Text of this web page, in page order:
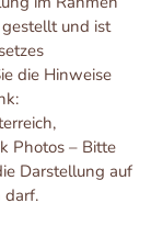
und ist
die Hinweise
Photos – Bitte
Darstellung auf
darf.